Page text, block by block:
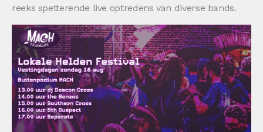
reeks spetterende live optredens van diverse bands.